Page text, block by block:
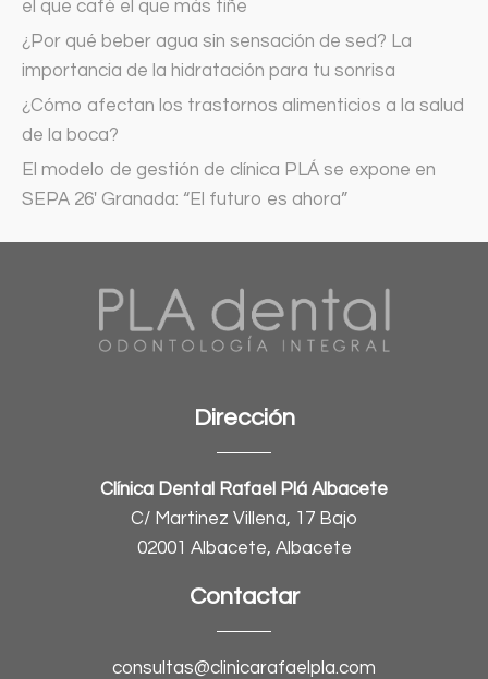
el que café el que más tiñe
¿Por qué beber agua sin sensación de sed? La
importancia de la hidratación para tu sonrisa
¿Cómo afectan los trastornos alimenticios a la salud
de la boca?
El modelo de gestión de clínica PLÁ se expone en
SEPA 26′ Granada: “El futuro es ahora”
Dirección
Clínica Dental Rafael Plá Albacete
C/ Martinez Villena, 17 Bajo
02001 Albacete, Albacete
Contactar
consultas@clinicarafaelpla.com